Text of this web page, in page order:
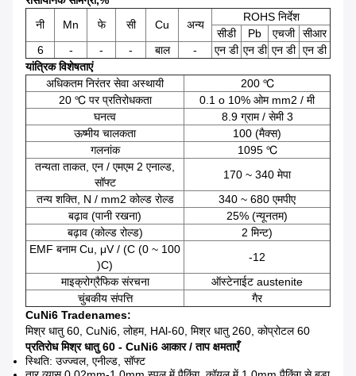
नी
Mn फे सी Cu अन्य
ROHS निर्देश
सीडी
Pb एचजी
सीआर
6
- - - बाल - एन डी एन डी एन डी एन डी
यांत्रिक विशेषताएं
अधिकतम निरंतर सेवा अस्थायी
200 ℃
20 ℃ पर प्रतिरोधकता
0.1 o 10% ओम mm2 / मी
घनत्व
8.9 ग्राम / सेमी 3
ऊष्मीय चालकता
100 (मैक्स)
गलनांक
1095 ℃
तन्यता ताकत, एन / एमएम 2 एनाल्ड,
सॉफ्ट
170 ~ 340 मेपा
तन्य शक्ति, N / mm2 कोल्ड रोल्ड
340 ~ 680 एमपीए
बढ़ाव (पानी रखना)
25% (न्यूनतम)
बढ़ाव (कोल्ड रोल्ड)
2 मिन्ट)
EMF बनाम Cu, μV / (C (0 ~ 100
)C)
-12
माइक्रोग्रैफिक संरचना
ऑस्टेनाईट austenite
चुंबकीय संपत्ति
गैर
CuNi6 Tradenames:
मिश्र धातु 60, CuNi6, लोहम, HAl-60, मिश्र धातु 260, कोप्रोटल 60
प्रतिरोध मिश्र धातु 60 - CuNi6 आकार / ताप क्षमताएँ
स्थिति: उज्ज्वल, एनील्ड, सॉफ्ट